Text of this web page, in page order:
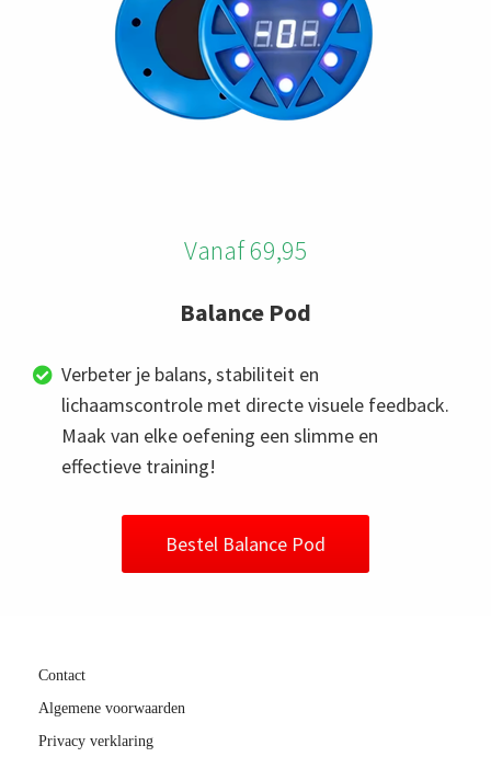
Vanaf 69,95
Balance Pod
Verbeter je balans, stabiliteit en
lichaamscontrole met directe visuele feedback.
Maak van elke oefening een slimme en
effectieve training!
Bestel Balance Pod
Contact
Algemene voorwaarden
Privacy verklaring